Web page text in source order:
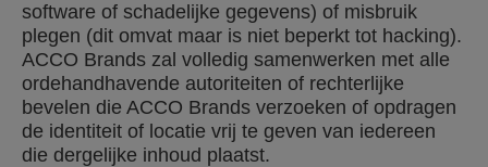
software of schadelijke gegevens) of misbruik
plegen (dit omvat maar is niet beperkt tot hacking).
ACCO Brands zal volledig samenwerken met alle
ordehandhavende autoriteiten of rechterlijke
bevelen die ACCO Brands verzoeken of opdragen
de identiteit of locatie vrij te geven van iedereen
die dergelijke inhoud plaatst.